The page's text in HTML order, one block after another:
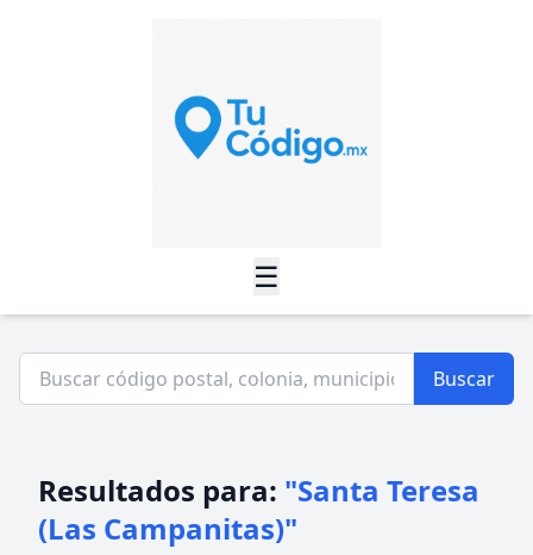
☰
Buscar
Resultados para: "Santa Teresa
(Las Campanitas)"